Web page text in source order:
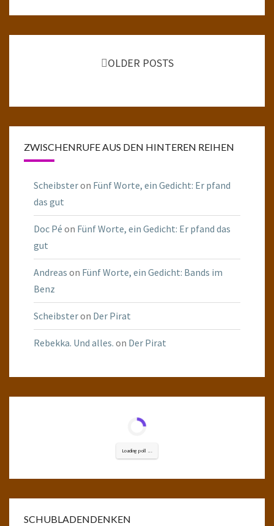
OLDER POSTS
ZWISCHENRUFE AUS DEN HINTEREN REIHEN
Scheibsteron Fünf Worte, ein Gedicht: Er pfand
das gut
Doc Pé on Fünf Worte, ein Gedicht: Er pfand das
gut
Andreas on Fünf Worte, ein Gedicht: Bands im
Benz
Scheibsteron Der Pirat
Rebekka. Und alles. on Der Pirat
Loading poll ...
SCHUBLADENDENKEN